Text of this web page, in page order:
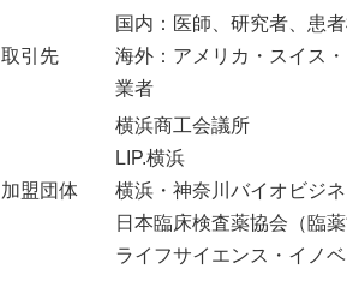
取引先
国内：医師、研究者、患
海外：アメリカ・スイス
業者
加盟団体
横浜商工会議所
LIP.横浜
横浜・神奈川バイオビジ
日本臨床検査薬協会（臨
ライフサイエンス・イノ